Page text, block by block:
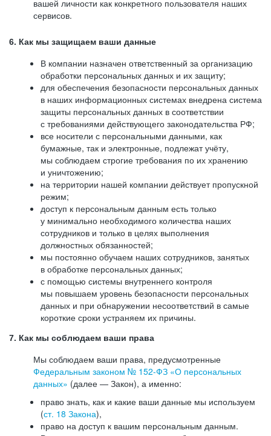
вашей личности как конкретного пользователя наших
сервисов.
6. Как мы защищаем ваши данные
В компании назначен ответственный за организацию
обработки персональных данных и их защиту;
для обеспечения безопасности персональных данных
в наших информационных системах внедрена система
защиты персональных данных в соответствии
с требованиями действующего законодательства РФ;
все носители с персональными данными, как
бумажные, так и электронные, подлежат учёту,
мы соблюдаем строгие требования по их хранению
и уничтожению;
на территории нашей компании действует пропускной
режим;
доступ к персональным данным есть только
у минимально необходимого количества наших
сотрудников и только в целях выполнения
должностных обязанностей;
мы постоянно обучаем наших сотрудников, занятых
в обработке персональных данных;
с помощью системы внутреннего контроля
мы повышаем уровень безопасности персональных
данных и при обнаружении несоответствий в самые
короткие сроки устраняем их причины.
7. Как мы соблюдаем ваши права
Мы соблюдаем ваши права, предусмотренные
Федеральным законом № 152-ФЗ «О персональных
данных» (далее — Закон), а именно:
право знать, как и какие ваши данные мы используем
(ст. 18 Закона),
право на доступ к вашим персональным данным.